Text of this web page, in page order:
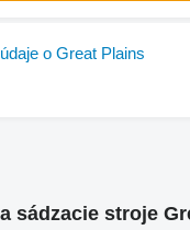
o Great Plains
sádzacie stroje